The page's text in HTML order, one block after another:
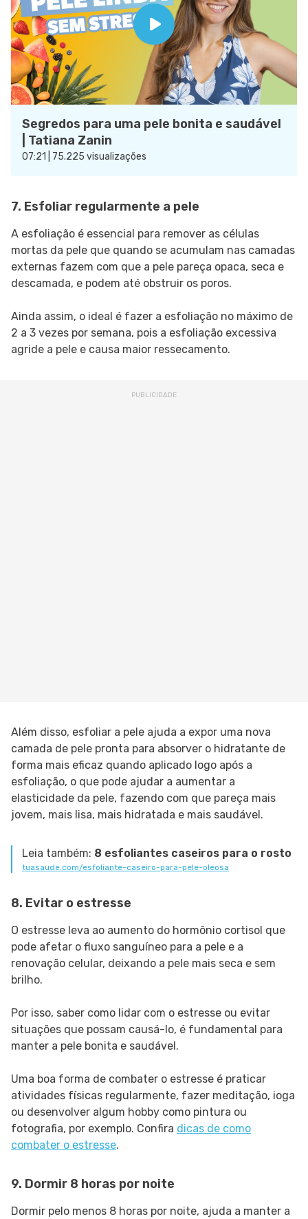
Segredos para uma pele bonita e saudável
| Tatiana Zanin
07:21 | 75.225 visualizações
7. Esfoliar regularmente a pele
A esfoliação é essencial para remover as células
mortas da pele que quando se acumulam nas camadas
externas fazem com que a pele pareça opaca, seca e
descamada, e podem até obstruir os poros.
Ainda assim, o ideal é fazer a esfoliação no máximo de
2 a 3 vezes por semana, pois a esfoliação excessiva
agride a pele e causa maior ressecamento.
Além disso, esfoliar a pele ajuda a expor uma nova
camada de pele pronta para absorver o hidratante de
forma mais eficaz quando aplicado logo após a
esfoliação, o que pode ajudar a aumentar a
elasticidade da pele, fazendo com que pareça mais
jovem, mais lisa, mais hidratada e mais saudável.
Leia também: 8 esfoliantes caseiros para o rosto
tuasaude.com/esfoliante-caseiro-para-pele-oleosa
8. Evitar o estresse
O estresse leva ao aumento do hormônio cortisol que
pode afetar o fluxo sanguíneo para a pele e a
renovação celular, deixando a pele mais seca e sem
brilho.
Por isso, saber como lidar com o estresse ou evitar
situações que possam causá-lo, é fundamental para
manter a pele bonita e saudável.
Uma boa forma de combater o estresse é praticar
atividades físicas regularmente, fazer meditação, ioga
ou desenvolver algum hobby como pintura ou
fotografia, por exemplo. Confira dicas de como
combater o estresse.
9. Dormir 8 horas por noite
Dormir pelo menos 8 horas por noite, ajuda a manter a